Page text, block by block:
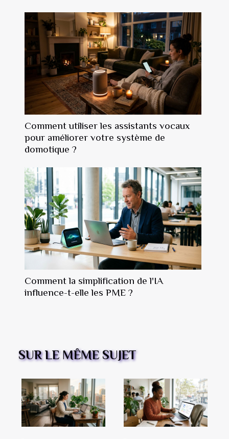
Comment utiliser les assistants vocaux
pour améliorer votre système de
domotique ?
Comment la simplification de l'IA
influence-t-elle les PME ?
SUR LE MÊME SUJET